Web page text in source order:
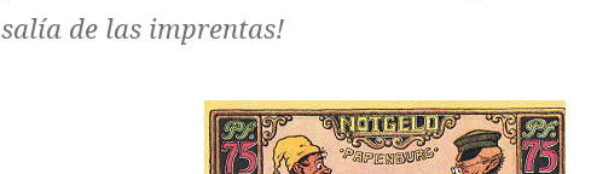
salía de las imprentas!